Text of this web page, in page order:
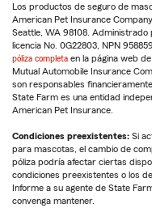
Los productos de seguro de
American Pet Insurance
Seattle, WA 98108. Administrado
licencia No. 0G22803, NPN
póliza completa en la página web
Mutual Automobile Insurance
son responsables
State Farm es una entidad
American Pet Insurance.
Condiciones preexistentes: Si
para mascotas, el cambio de
póliza podría afectar ciertas
condiciones preexistentes o los
Informe a su agente de State
convenga mantener.